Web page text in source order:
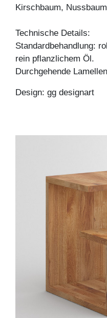
Kirschbaum,
Technische Details:
Standardbehandlung:
rein pflanzlichem Öl.
Durchgehende
Design: gg designart